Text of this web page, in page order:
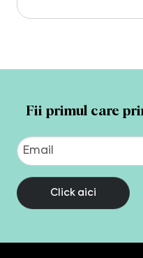
Fii primul care
Click aici